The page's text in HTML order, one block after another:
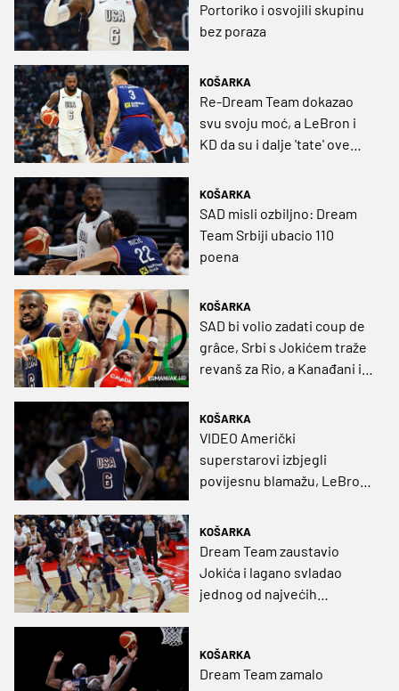
Portoriko i osvojili skupinu
bez poraza
KOŠARKA
Re-Dream Team dokazao
svu svoju moć, a LeBron i
KD da su i dalje 'tate' ove
KOŠARKA
SAD misli ozbiljno: Dream
Team Srbiji ubacio 110
poena
KOŠARKA
SAD bi volio zadati coup de
grâce, Srbi s Jokićem traže
revanš za Rio, a Kanađani i
računicu
KOŠARKA
VIDEO Američki
superstarovi izbjegli
povijesnu blamažu, LeBron
KOŠARKA
Dream Team zaustavio
Jokića i lagano svladao
jednog od najvećih
KOŠARKA
Dream Team zamalo